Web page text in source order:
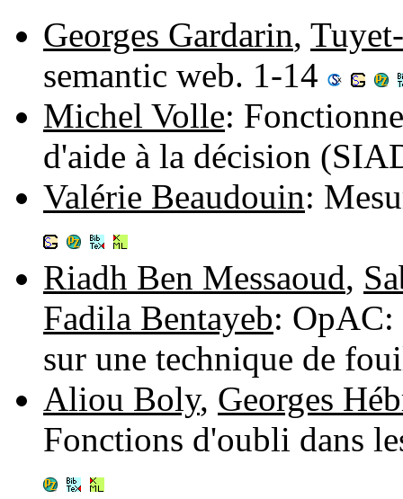
Georges Gardarin,
semantic web. 1-14
Michel Volle:
d'aide à la décision
Valérie Beaudouin:
Riadh Ben Messaoud,
Fadila Bentayeb: OpAC:
sur une technique de
Aliou Boly, Georges
Fonctions d'oubli dans